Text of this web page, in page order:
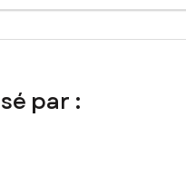
par :